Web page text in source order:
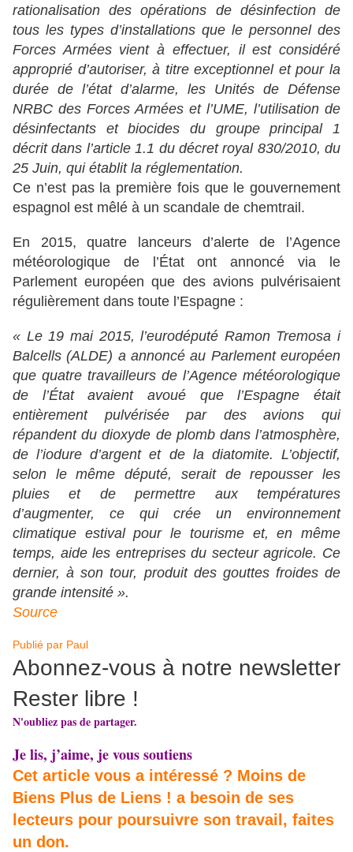
rationalisation des opérations de désinfection de
tous les types d’installations que le personnel des
Forces Armées vient à effectuer, il est considéré
approprié d’autoriser, à titre exceptionnel et pour la
durée de l’état d’alarme, les Unités de Défense
NRBC des Forces Armées et l’UME, l’utilisation de
désinfectants et biocides du groupe principal 1
décrit dans l’article 1.1 du décret royal 830/2010, du
25 Juin, qui établit la réglementation.
Ce n’est pas la première fois que le gouvernement
espagnol est mêlé à un scandale de chemtrail.
En 2015, quatre lanceurs d’alerte de l’Agence
météorologique de l’État ont annoncé via le
Parlement européen que des avions pulvérisaient
régulièrement dans toute l’Espagne :
« Le 19 mai 2015, l’eurodéputé Ramon Tremosa i
Balcells (ALDE) a annoncé au Parlement européen
que quatre travailleurs de l’Agence météorologique
de l’État avaient avoué que l’Espagne était
entièrement pulvérisée par des avions qui
répandent du dioxyde de plomb dans l’atmosphère,
de l’iodure d’argent et de la diatomite. L’objectif,
selon le même député, serait de repousser les
pluies et de permettre aux températures
d’augmenter, ce qui crée un environnement
climatique estival pour le tourisme et, en même
temps, aide les entreprises du secteur agricole. Ce
dernier, à son tour, produit des gouttes froides de
grande intensité ».
Source
Publié par Paul
Abonnez-vous à notre newsletter
Rester libre !
N'oubliez pas de partager.
Je lis, j’aime, je vous soutiens
Cet article vous a intéressé ? Moins de
Biens Plus de Liens ! a besoin de ses
lecteurs pour poursuivre son travail, faites
un don.